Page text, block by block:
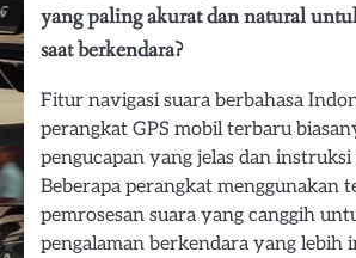
yang paling akurat dan natural
saat berkendara?
Fitur navigasi suara berbahasa
perangkat GPS mobil terbaru
pengucapan yang jelas dan
Beberapa perangkat menggunakan
pemrosesan suara yang canggih
pengalaman berkendara yang lebih